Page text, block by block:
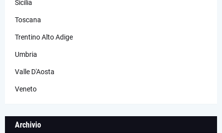
Sicilia
Toscana
Trentino Alto Adige
Umbria
Valle D'Aosta
Veneto
Archivio